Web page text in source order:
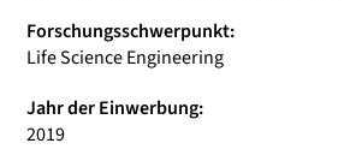
Forschungsschwerpunkt:
Life Science Engineering
Jahr der Einwerbung:
2019